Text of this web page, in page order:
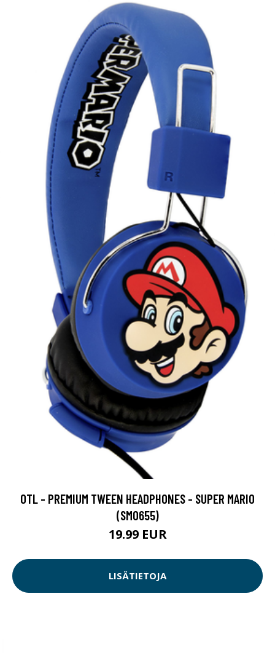
OTL - PREMIUM TWEEN HEADPHONES - SUPER MARIO
(SM0655)
19.99 EUR
LISÄTIETOJA